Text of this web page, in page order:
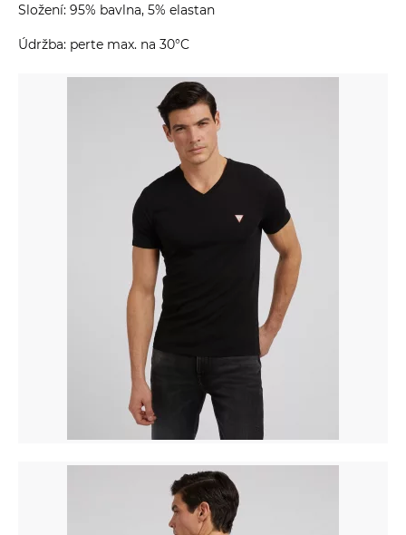
Složení: 95% bavlna, 5% elastan
Údržba: perte max. na 30°C